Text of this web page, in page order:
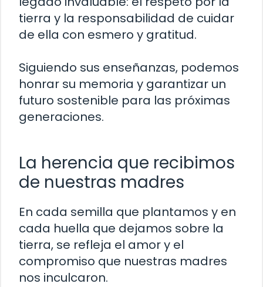
tierra y la responsabilidad de cuidar
de ella con esmero y gratitud.
Siguiendo sus enseñanzas, podemos
honrar su memoria y garantizar un
futuro sostenible para las próximas
generaciones.
La herencia que recibimos
de nuestras madres
En cada semilla que plantamos y en
cada huella que dejamos sobre la
tierra, se refleja el amor y el
compromiso que nuestras madres
nos inculcaron.